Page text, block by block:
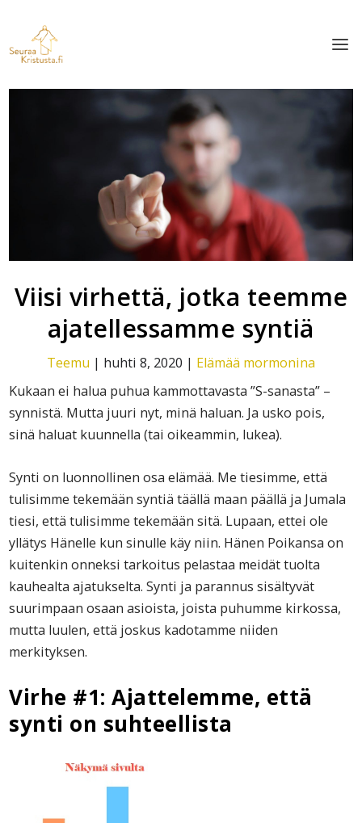
Viisi virhettä, jotka teemme
ajatellessamme syntiä
Teemu | huhti 8, 2020 | Elämää mormonina
Kukaan ei halua puhua kammottavasta ”S-sanasta” –
synnistä. Mutta juuri nyt, minä haluan. Ja usko pois,
sinä haluat kuunnella (tai oikeammin, lukea).
Synti on luonnollinen osa elämää. Me tiesimme, että
tulisimme tekemään syntiä täällä maan päällä ja Jumala
tiesi, että tulisimme tekemään sitä. Lupaan, ettei ole
yllätys Hänelle kun sinulle käy niin. Hänen Poikansa on
kuitenkin onneksi tarkoitus pelastaa meidät tuolta
kauhealta ajatukselta. Synti ja parannus sisältyvät
suurimpaan osaan asioista, joista puhumme kirkossa,
mutta luulen, että joskus kadotamme niiden
merkityksen.
Virhe #1: Ajattelemme, että
synti on suhteellista